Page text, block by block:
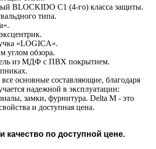
BLOCKIDO C1 (4-го) класса защиты.
типа.
«LOGICA».
углом обзора.
из МДФ с ПВХ покрытием.
основные составляющие, благодаря
надежной в эксплуатации:
замки, фурнитура. Delta M - это
и доступная цена.
качество по доступной цене.